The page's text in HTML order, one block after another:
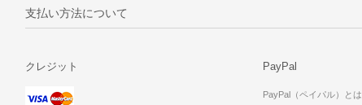
支払い方法について
クレジット PayPal
PayPal（ペイパル）とは